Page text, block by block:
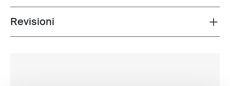
Toggle overview
Revisioni